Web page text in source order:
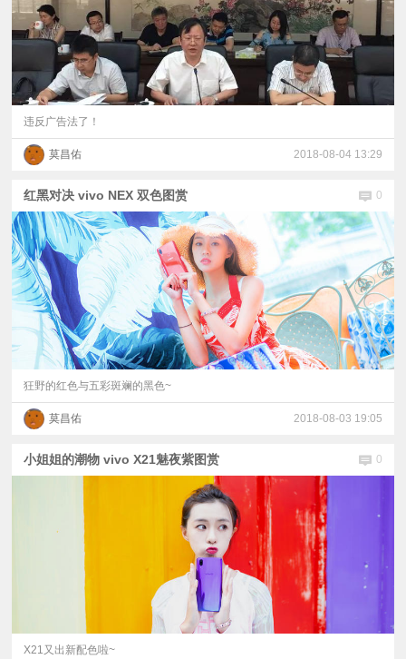
违反广告法了！
莫昌佑 2018-08-04 13:29
红黑对决 vivo NEX 双色图赏 0
狂野的红色与五彩斑斓的黑色~
莫昌佑 2018-08-03 19:05
小姐姐的潮物 vivo X21魅夜紫图赏 0
X21又出新配色啦~